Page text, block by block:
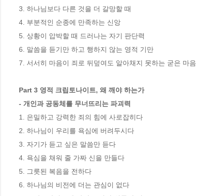
3. 하나님보다 다른 것을 더 갈망할 때
4. 부분적인 순종에 만족하는 신앙
5. 상황이 압박할 때 드러나는 자기 판단력
6. 말씀을 듣기만 하고 행하지 않는 영적 기만
7. 서서히 마음이 죄로 뒤덮여도 알아채지 못하는 굳은 마음
Part 3 영적 크립토나이트, 왜 깨야 하는가
- 개인과 공동체를 무너뜨리는 파괴력
1. 은밀하고 강력한 죄의 힘에 사로잡히다
2. 하나님이 우리를 욕심에 버려두시다
3. 자기가 듣고 싶은 말씀만 듣다
4. 욕심을 채워 줄 가짜 신을 만들다
5. 그릇된 복음을 전하다
6. 하나님의 비전에 더는 관심이 없다